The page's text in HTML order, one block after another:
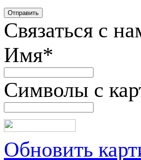
Связаться с
Имя*
Символы с
Обновить